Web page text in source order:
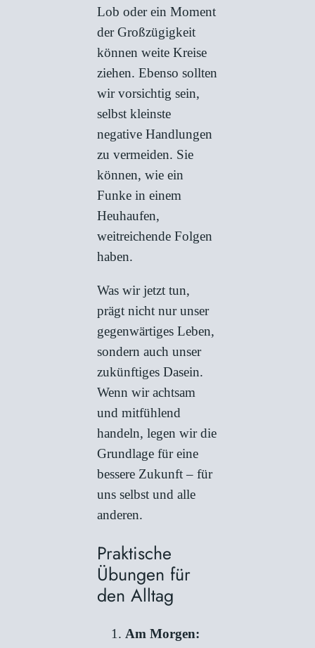
Lob oder ein Moment
der Großzügigkeit
können weite Kreise
ziehen. Ebenso sollten
wir vorsichtig sein,
selbst kleinste
negative Handlungen
zu vermeiden. Sie
können, wie ein
Funke in einem
Heuhaufen,
weitreichende Folgen
haben.
Was wir jetzt tun,
prägt nicht nur unser
gegenwärtiges Leben,
sondern auch unser
zukünftiges Dasein.
Wenn wir achtsam
und mitfühlend
handeln, legen wir die
Grundlage für eine
bessere Zukunft – für
uns selbst und alle
anderen.
Praktische
Übungen für
den Alltag
Am Morgen: